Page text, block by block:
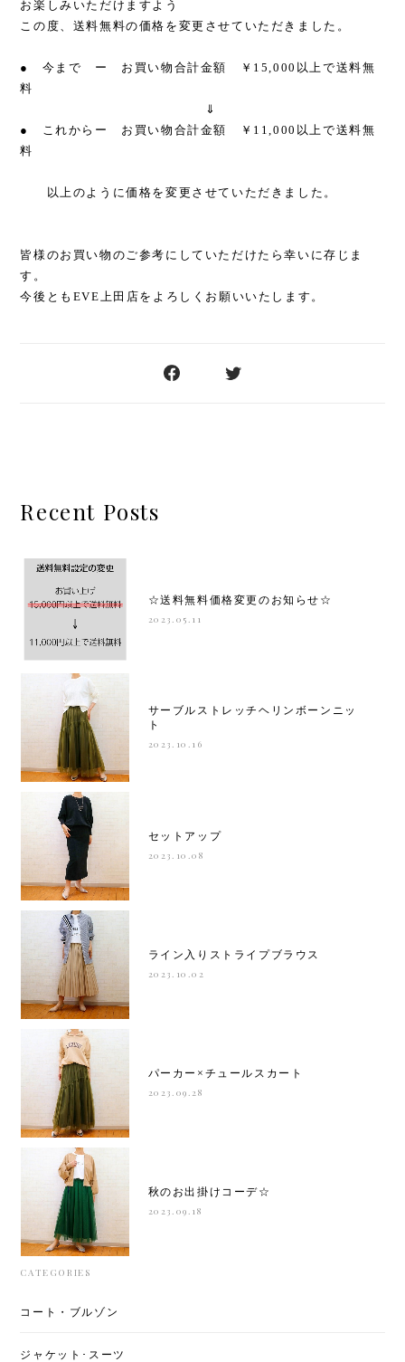
お楽しみいただけますよう
この度、送料無料の価格を変更させていただきました。
● 今まで ー お買い物合計金額 ￥15,000以上で送料無
料
⇓
● これからー お買い物合計金額 ￥11,000以上で送料無
料
以上のように価格を変更させていただきました。
皆様のお買い物のご参考にしていただけたら幸いに存じま
す。
今後ともEVE上田店をよろしくお願いいたします。
Recent Posts
☆送料無料価格変更のお知らせ☆
2023.05.11
サーブルストレッチヘリンボーンニッ
ト
2023.10.16
セットアップ
2023.10.08
ライン入りストライプブラウス
2023.10.02
パーカー×チュールスカート
2023.09.28
秋のお出掛けコーデ☆
2023.09.18
CATEGORIES
コート・ブルゾン
ジャケット･スーツ